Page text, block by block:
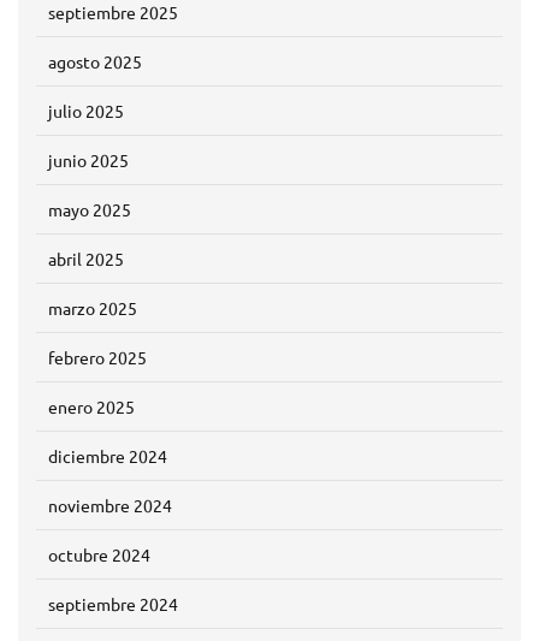
septiembre 2025
agosto 2025
julio 2025
junio 2025
mayo 2025
abril 2025
marzo 2025
febrero 2025
enero 2025
diciembre 2024
noviembre 2024
octubre 2024
septiembre 2024